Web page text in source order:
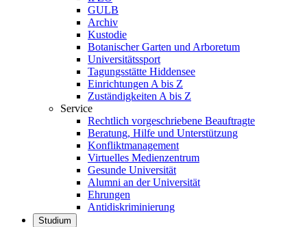
GULB
Archiv
Kustodie
Botanischer Garten und Arboretum
Universitätssport
Tagungsstätte Hiddensee
Einrichtungen A bis Z
Zuständigkeiten A bis Z
Service
Rechtlich vorgeschriebene Beauftragte
Beratung, Hilfe und Unterstützung
Konfliktmanagement
Virtuelles Medienzentrum
Gesunde Universität
Alumni an der Universität
Ehrungen
Antidiskriminierung
Studium